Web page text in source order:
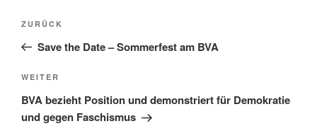
Beitragsnavigation
Vorheriger
Beitrag
ZURÜCK
Save the Date – Sommerfest am BVA
Nächster
Beitrag
WEITER
BVA bezieht Position und demonstriert für Demokratie
und gegen Faschismus